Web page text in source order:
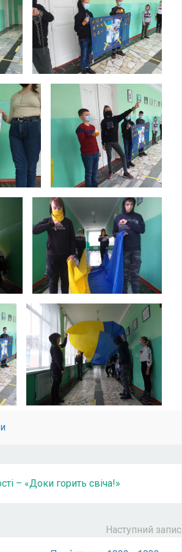
– «Доки горить свіча!»
Наступний запис